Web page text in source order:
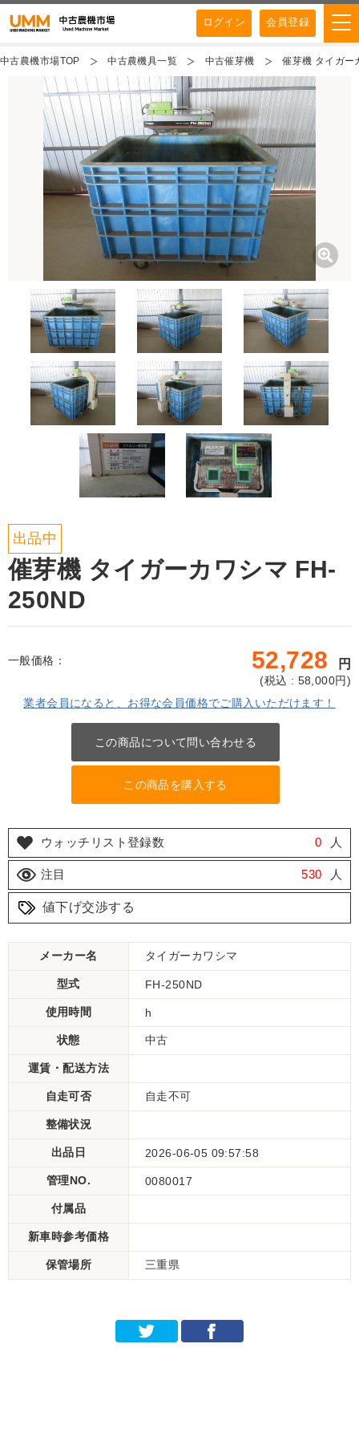
ログイン 会員登録
中古農機市場TOP 中古農機具一覧 中古催芽機 催芽機 タイガー
出品中
催芽機 タイガーカワシマ FH-
250ND
一般価格： 52,728 円
(税込 : 58,000円)
業者会員になると、お得な会員価格でご購入いただけます！
この商品について問い合わせる
この商品を購入する
ウォッチリスト登録数 0 人
注目 530 人
値下げ交渉する
メーカー名 タイガーカワシマ
型式 FH-250ND
使用時間 h
状態 中古
運賃・配送方法
自走可否 自走不可
整備状況
出品日 2026-06-05 09:57:58
管理NO. 0080017
付属品
新車時参考価格
保管場所 三重県